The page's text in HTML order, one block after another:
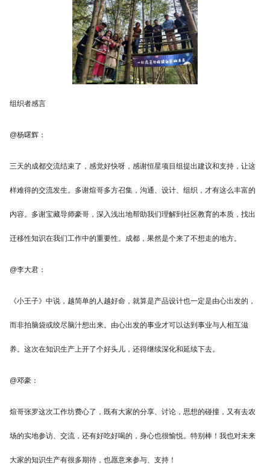
组织者感言
@杨曙辉：
三天的成都交流结束了，感觉好快呀，感谢恒星项目组提出建议和支持，让这
样难得的交流发生。多谢煊哥多方召集，沟通、设计、组织，才有这么丰富的
内容。多谢宝藏导师豪哥，深入浅出地帮助我们理解到社区教育的本质，找出
迁移性知识在我们工作中的重要性。成都，果然是个来了不想走的地方。
@李大君：
《小王子》中说，越简单的人越好命，就算是产品设计也一定是由心出发的，
而非拍脑袋或绞尽脑汁想出来。由心出发的事业才可以达到事业与人相互滋
养。这次在知识生产上开了个好头儿，还得继续深化和延续下去。
@邓豪：
煊哥张罗这次工作坊费心了，既有大家的分享、讨论，思想的碰撞，又有去农
场的实地参访、交流，还有好吃好喝的，身心也很愉悦。特别棒！我也对未来
大家的知识生产有很多期待，也愿意来参与、支持！